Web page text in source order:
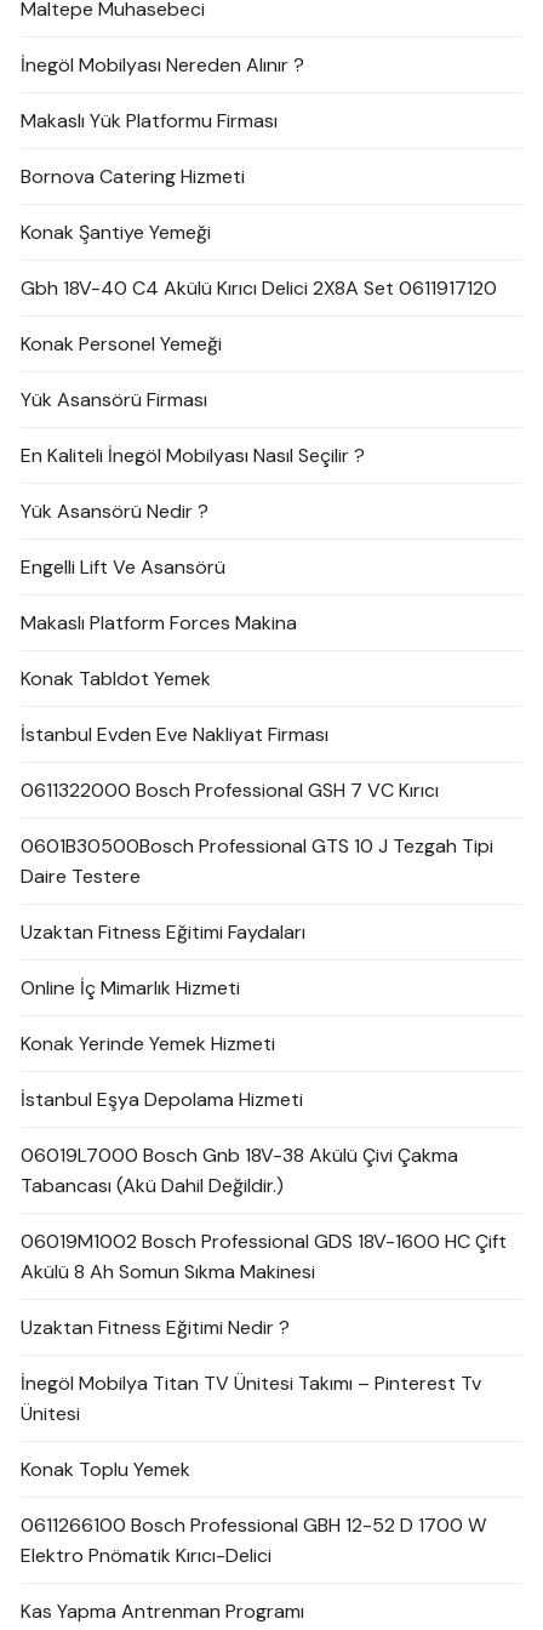
Maltepe Muhasebeci
İnegöl Mobilyası Nereden Alınır ?
Makaslı Yük Platformu Firması
Bornova Catering Hizmeti
Konak Şantiye Yemeği
Gbh 18V-40 C4 Akülü Kırıcı Delici 2X8A Set 0611917120
Konak Personel Yemeği
Yük Asansörü Firması
En Kaliteli İnegöl Mobilyası Nasıl Seçilir ?
Yük Asansörü Nedir ?
Engelli Lift Ve Asansörü
Makaslı Platform Forces Makina
Konak Tabldot Yemek
İstanbul Evden Eve Nakliyat Firması
0611322000 Bosch Professional GSH 7 VC Kırıcı
0601B30500Bosch Professional GTS 10 J Tezgah Tipi
Daire Testere
Uzaktan Fitness Eğitimi Faydaları
Online İç Mimarlık Hizmeti
Konak Yerinde Yemek Hizmeti
İstanbul Eşya Depolama Hizmeti
06019L7000 Bosch Gnb 18V-38 Akülü Çivi Çakma
Tabancası (Akü Dahil Değildir.)
06019M1002 Bosch Professional GDS 18V-1600 HC Çift
Akülü 8 Ah Somun Sıkma Makinesi
Uzaktan Fitness Eğitimi Nedir ?
İnegöl Mobilya Titan TV Ünitesi Takımı – Pinterest Tv
Ünitesi
Konak Toplu Yemek
0611266100 Bosch Professional GBH 12-52 D 1700 W
Elektro Pnömatik Kırıcı-Delici
Kas Yapma Antrenman Programı